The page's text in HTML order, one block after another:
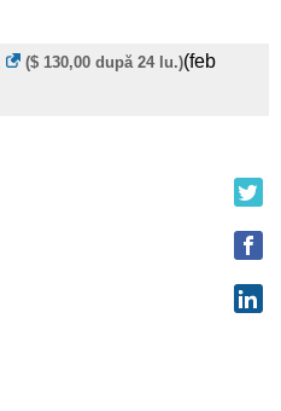
($ 130,00 după 24 lu.)(feb